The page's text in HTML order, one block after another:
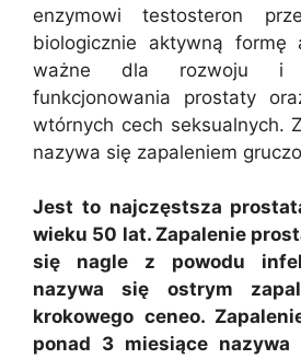
enzymowi testosteron
biologicznie aktywną formę
ważne dla rozwoju i
funkcjonowania prostaty
wtórnych cech seksualnych.
nazywa się zapaleniem
Jest to najczęstsza
wieku 50 lat. Zapalenie
się nagle z powodu
nazywa się ostrym
krokowego ceneo.
ponad 3 miesiące nazywa